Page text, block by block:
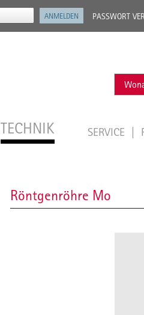
PASSWORT
TECHNIK SERVICE
Röntgenröhre Mo